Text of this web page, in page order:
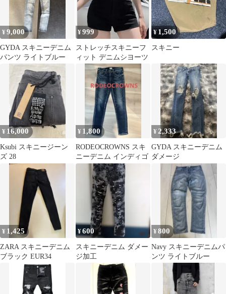
¥9,000
GYDA スキニーデニム
パンツ ライトブルー
¥999
ストレッチスキニーフ
ィット デニムシヨーツ
¥ 1,500
スキニー
¥ 16,000
Ksubi スキニージーン
ズ 28
¥ 1,800
RODEOCROWNS スキ
ニーデニム インディゴ
¥2,333
GYDA スキニーデニム
ダメージ
¥ 1,425
ZARA スキニーデニム
ブラック EUR34
¥600
スキニーデニム ダメー
ジ加工
¥800
Navy スキニーデニムパ
ンツ ライトブルー